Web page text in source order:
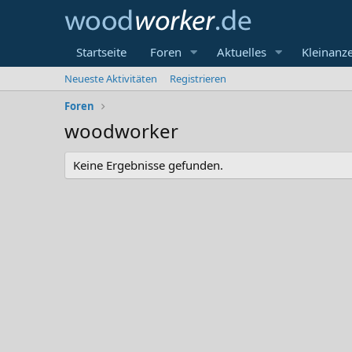
Startseite Foren Aktuelles
Neueste Aktivitäten
Registrieren
Foren
woodworker
Keine Ergebnisse gefunden.